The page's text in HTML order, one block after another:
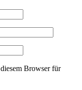
Browser für